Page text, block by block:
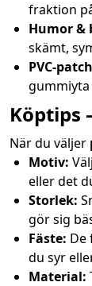
fraktion
Humor &
skämt,
PVC-
Köptips
När du väljer
Motiv:
eller det
Storlek:
gör sig
Fäste: De
du syr
Material: